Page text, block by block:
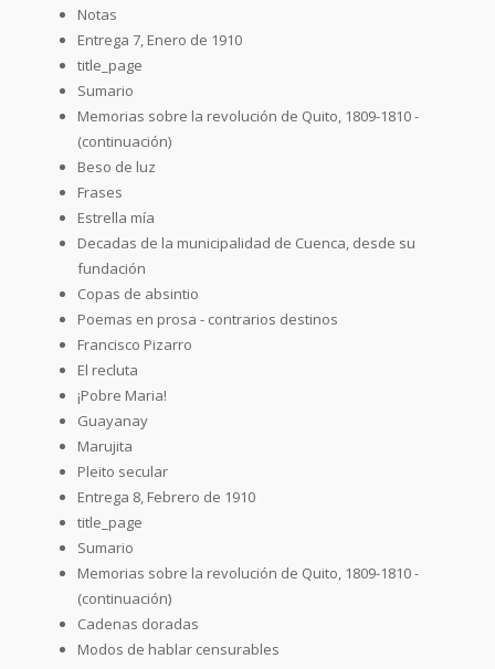
Notas
Entrega 7, Enero de 1910
title_page
Sumario
Memorias sobre la revolución de Quito, 1809-1810 -
(continuación)
Beso de luz
Frases
Estrella mía
Decadas de la municipalidad de Cuenca, desde su
fundación
Copas de absintio
Poemas en prosa - contrarios destinos
Francisco Pizarro
El recluta
¡Pobre Maria!
Guayanay
Marujita
Pleito secular
Entrega 8, Febrero de 1910
title_page
Sumario
Memorias sobre la revolución de Quito, 1809-1810 -
(continuación)
Cadenas doradas
Modos de hablar censurables